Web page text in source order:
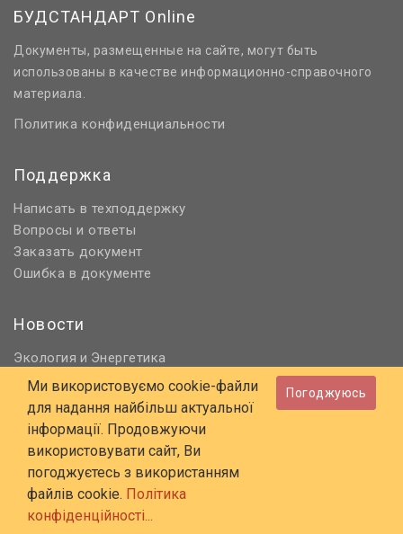
БУДСТАНДАРТ Online
Документы, размещенные на сайте, могут быть
использованы в качестве информационно-справочного
материала.
Политика конфиденциальности
Поддержка
Написать в техподдержку
Вопросы и ответы
Заказать документ
Ошибка в документе
Новости
Экология и Энергетика
Нормативное регулирование
Строительство и проектирование
Охрана труда и ПБ
© 2006 - 2026 Все права защищены
E-mail:
online@budstandart.com
Ми використовуємо cookie-файли
для надання найбільш актуальної
інформації. Продовжуючи
використовувати сайт, Ви
погоджуєтесь з використанням
файлів cookie. Політика
конфіденційності...
Погоджуюсь